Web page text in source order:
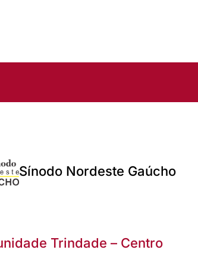
Sínodo Nordeste Gaúcho
Trindade – Centro